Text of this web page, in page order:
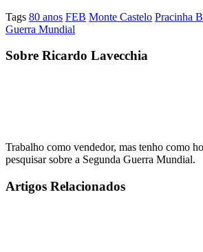
Tags 80 anos FEB Monte Castelo Pracinha
Guerra Mundial
Sobre Ricardo Lavecchia
Trabalho como vendedor, mas tenho como
pesquisar sobre a Segunda Guerra Mundial.
Artigos Relacionados